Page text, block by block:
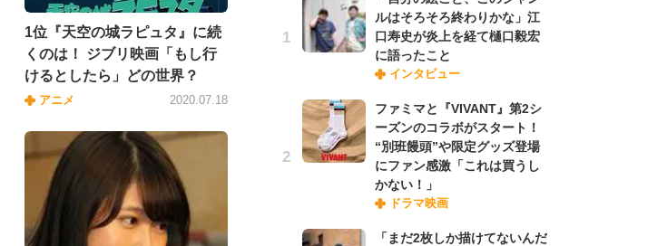
1位『天空の城ラピュタ』に続
くのは！ ジブリ映画「もし行
けるとしたら」どの世界？
アニメ 2020.07.18
ルはそろそろ終わりかな」江
口寿史が炎上を経て樋口毅宏
に語ったこと
インタビュー
ファミマと『VIVANT』第2シ
ーズンのコラボがスタート！
“別班饅頭”や限定グッズ登場
にファン感激「これは買うし
かない！」
ドラマ映画
「まだ2枚しか描けてないんだ